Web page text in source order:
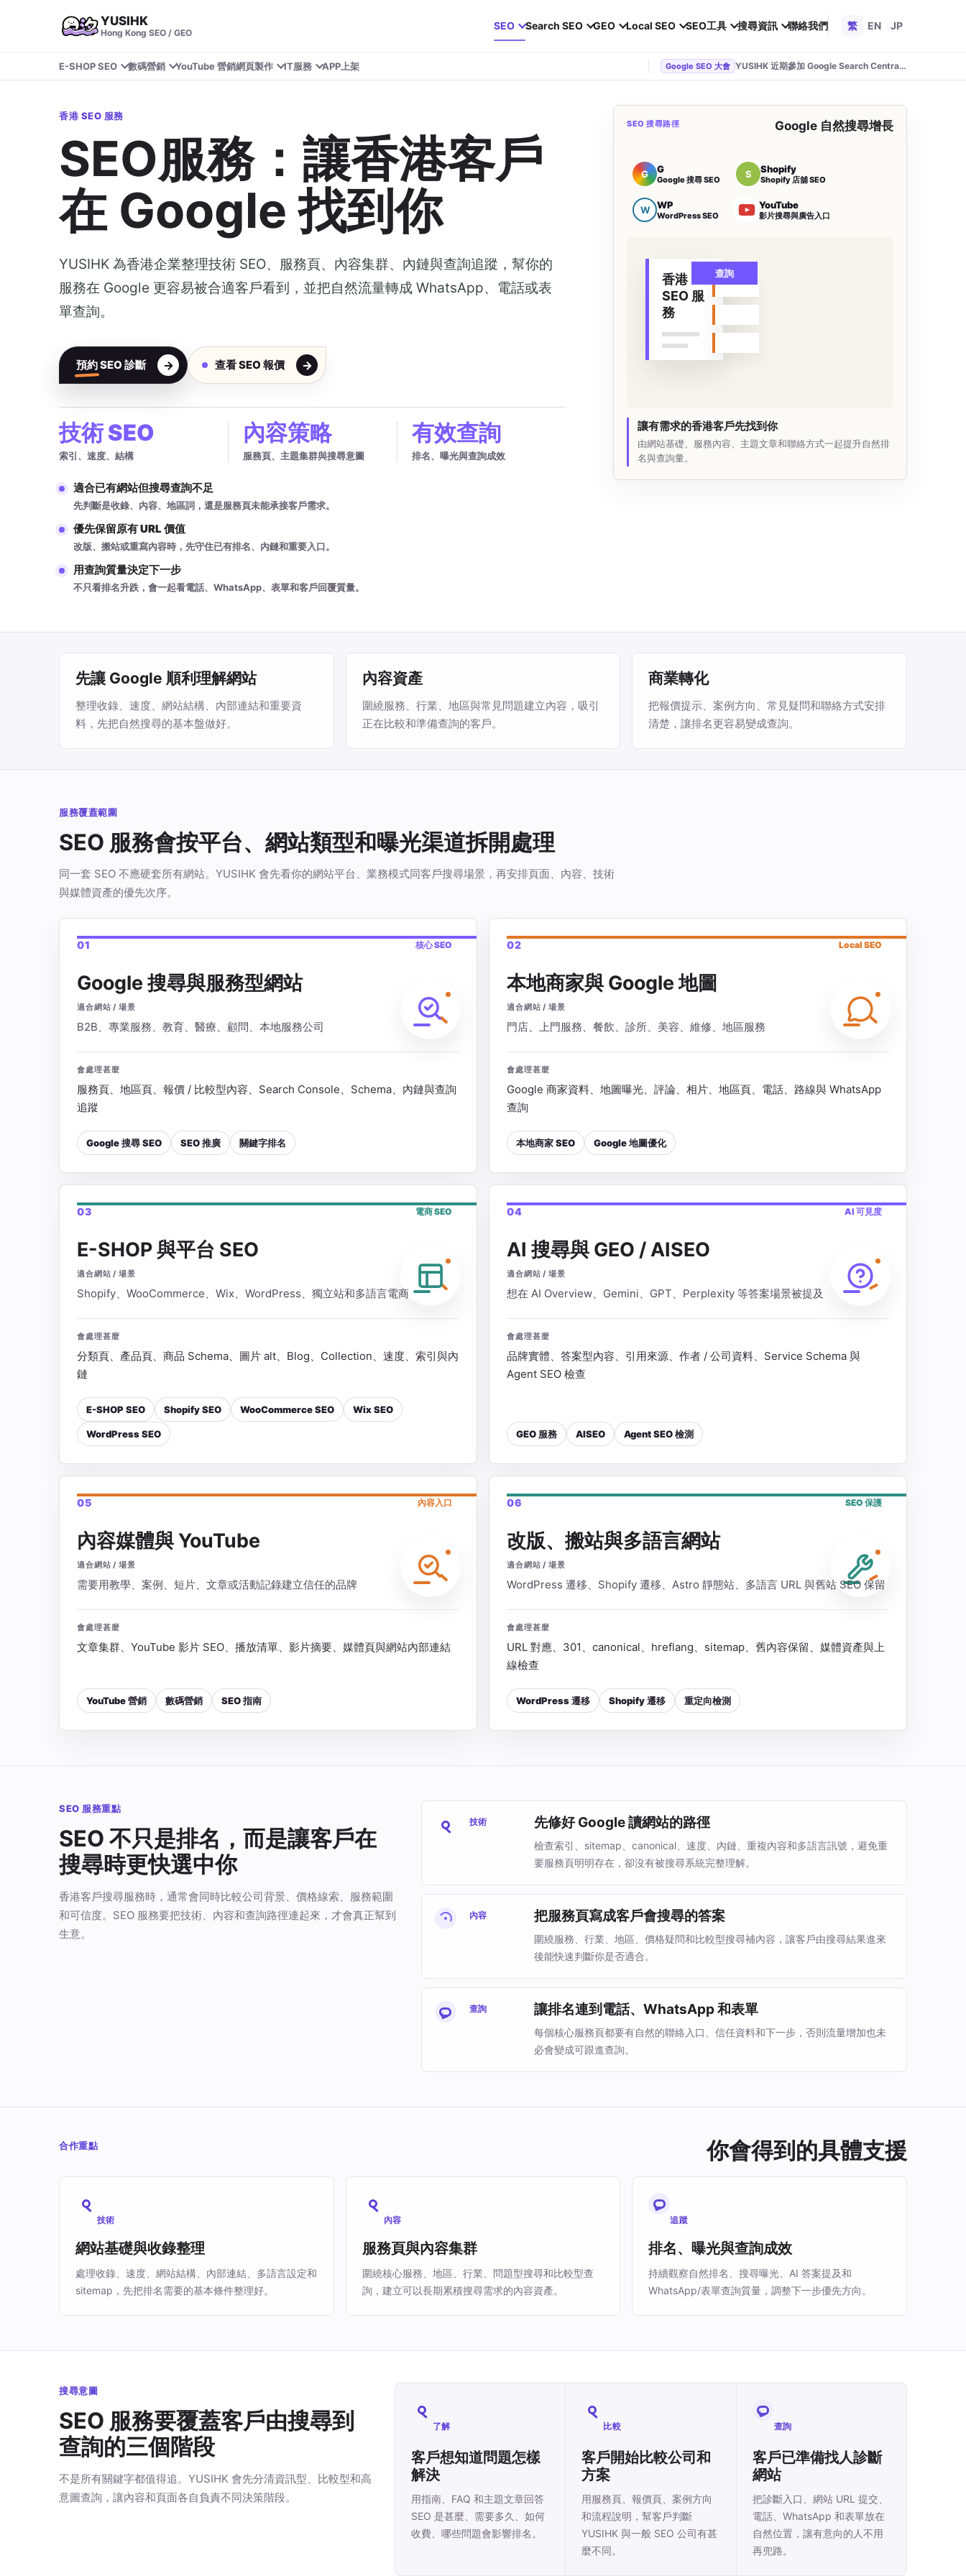
YUSIHK
Hong Kong SEO / GEO
SEO Search SEO GEO Local SEO SEO工具 搜尋資訊 聯絡我們 繁 EN JP
E-SHOP SEO 數碼營銷 YouTube 營銷網頁製作 IT服務 APP上架 Google SEO 大會 YUSIHK 近期參加 Google Search Central Live
香港 SEO 服務
SEO服務：讓香港客戶
在 Google 找到你
YUSIHK 為香港企業整理技術 SEO、服務頁、內容集群、內鏈與查詢追蹤，幫你的
服務在 Google 更容易被合適客戶看到，並把自然流量轉成 WhatsApp、電話或表
單查詢。
預約 SEO 診斷 查看 SEO 報價
技術 SEO
索引、速度、結構
內容策略
服務頁、主題集群與搜尋意圖
有效查詢
排名、曝光與查詢成效
適合已有網站但搜尋查詢不足
先判斷是收錄、內容、地區詞，還是服務頁未能承接客戶需求。
優先保留原有 URL 價值
改版、搬站或重寫內容時，先守住已有排名、內鏈和重要入口。
用查詢質量決定下一步
不只看排名升跌，會一起看電話、WhatsApp、表單和客戶回覆質量。
SEO 搜尋路徑 Google 自然搜尋增長
G G
Google 搜尋 SEO S Shopify
Shopify 店舖 SEO
W WP
WordPress SEO
YouTube
影片搜尋與廣告入口
香港
SEO 服
務
查詢
讓有需求的香港客戶先找到你
由網站基礎、服務內容、主題文章和聯絡方式一起提升自然排
名與查詢量。
先讓 Google 順利理解網站
整理收錄、速度、網站結構、內部連結和重要資
料，先把自然搜尋的基本盤做好。
內容資產
圍繞服務、行業、地區與常見問題建立內容，吸引
正在比較和準備查詢的客戶。
商業轉化
把報價提示、案例方向、常見疑問和聯絡方式安排
清楚，讓排名更容易變成查詢。
服務覆蓋範圍
SEO 服務會按平台、網站類型和曝光渠道拆開處理
同一套 SEO 不應硬套所有網站。YUSIHK 會先看你的網站平台、業務模式同客戶搜尋場景，再安排頁面、內容、技術
與媒體資產的優先次序。
01 核心 SEO
Google 搜尋與服務型網站
適合網站 / 場景
B2B、專業服務、教育、醫療、顧問、本地服務公司
會處理甚麼
服務頁、地區頁、報價 / 比較型內容、Search Console、Schema、內鏈與查詢
追蹤
Google 搜尋 SEO SEO 推廣 關鍵字排名
02 Local SEO
本地商家與 Google 地圖
適合網站 / 場景
門店、上門服務、餐飲、診所、美容、維修、地區服務
會處理甚麼
Google 商家資料、地圖曝光、評論、相片、地區頁、電話、路線與 WhatsApp
查詢
本地商家 SEO Google 地圖優化
03 電商 SEO
E-SHOP 與平台 SEO
適合網站 / 場景
Shopify、WooCommerce、Wix、WordPress、獨立站和多語言電商
會處理甚麼
分類頁、產品頁、商品 Schema、圖片 alt、Blog、Collection、速度、索引與內
鏈
E-SHOP SEO Shopify SEO WooCommerce SEO Wix SEO
WordPress SEO
04 AI 可見度
AI 搜尋與 GEO / AISEO
適合網站 / 場景
想在 AI Overview、Gemini、GPT、Perplexity 等答案場景被提及
會處理甚麼
品牌實體、答案型內容、引用來源、作者 / 公司資料、Service Schema 與
Agent SEO 檢查
GEO 服務 AISEO Agent SEO 檢測
05 內容入口
內容媒體與 YouTube
適合網站 / 場景
需要用教學、案例、短片、文章或活動記錄建立信任的品牌
會處理甚麼
文章集群、YouTube 影片 SEO、播放清單、影片摘要、媒體頁與網站內部連結
YouTube 營銷 數碼營銷 SEO 指南
06 SEO 保護
改版、搬站與多語言網站
適合網站 / 場景
WordPress 遷移、Shopify 遷移、Astro 靜態站、多語言 URL 與舊站 SEO 保留
會處理甚麼
URL 對應、301、canonical、hreflang、sitemap、舊內容保留、媒體資產與上
線檢查
WordPress 遷移 Shopify 遷移 重定向檢測
SEO 服務重點
SEO 不只是排名，而是讓客戶在
搜尋時更快選中你
香港客戶搜尋服務時，通常會同時比較公司背景、價格線索、服務範圍
和可信度。SEO 服務要把技術、內容和查詢路徑連起來，才會真正幫到
生意。
技術 先修好 Google 讀網站的路徑
檢查索引、sitemap、canonical、速度、內鏈、重複內容和多語言訊號，避免重
要服務頁明明存在，卻沒有被搜尋系統完整理解。
內容 把服務頁寫成客戶會搜尋的答案
圍繞服務、行業、地區、價格疑問和比較型搜尋補內容，讓客戶由搜尋結果進來
後能快速判斷你是否適合。
查詢 讓排名連到電話、WhatsApp 和表單
每個核心服務頁都要有自然的聯絡入口、信任資料和下一步，否則流量增加也未
必會變成可跟進查詢。
合作重點 你會得到的具體支援
技術
網站基礎與收錄整理
處理收錄、速度、網站結構、內部連結、多語言設定和
sitemap，先把排名需要的基本條件整理好。
內容
服務頁與內容集群
圍繞核心服務、地區、行業、問題型搜尋和比較型查
詢，建立可以長期累積搜尋需求的內容資產。
追蹤
排名、曝光與查詢成效
持續觀察自然排名、搜尋曝光、AI 答案提及和
WhatsApp/表單查詢質量，調整下一步優先方向。
搜尋意圖
SEO 服務要覆蓋客戶由搜尋到
查詢的三個階段
不是所有關鍵字都值得追。YUSIHK 會先分清資訊型、比較型和高
意圖查詢，讓內容和頁面各自負責不同決策階段。
了解
客戶想知道問題怎樣
解決
用指南、FAQ 和主題文章回答
SEO 是甚麼、需要多久、如何
收費、哪些問題會影響排名。
比較
客戶開始比較公司和
方案
用服務頁、報價頁、案例方向
和流程說明，幫客戶判斷
YUSIHK 與一般 SEO 公司有甚
麼不同。
查詢
客戶已準備找人診斷
網站
把診斷入口、網站 URL 提交、
電話、WhatsApp 和表單放在
自然位置，讓有意向的人不用
再兜路。